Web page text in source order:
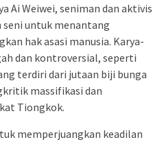
Ai Weiwei, seniman dan aktivis
untuk menantang
hak asasi manusia. Karya-
dan kontroversial, seperti
terdiri dari jutaan biji bunga
massifikasi dan
Tiongkok.
memperjuangkan keadilan